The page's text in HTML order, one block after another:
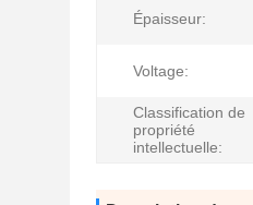
Épaisseur:
Voltage:
Classification de
propriété
intellectuelle: